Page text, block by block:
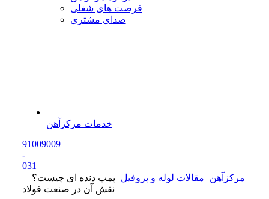
فرصت های شغلی
صدای مشتری
خدمات مرکزآهن
91009009
-
031
مرکزآهن
مقالات لوله و پروفیل
پمپ دنده ای چیست؟
نقش آن در صنعت فولاد